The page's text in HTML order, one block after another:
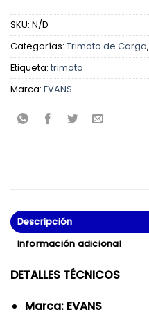
SKU: N/D
Categorías: Trimoto de Carga,
Etiqueta: trimoto
Marca: EVANS
Descripción
Información adicional
DETALLES TÉCNICOS
Marca: EVANS